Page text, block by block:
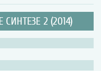
2 (2014)